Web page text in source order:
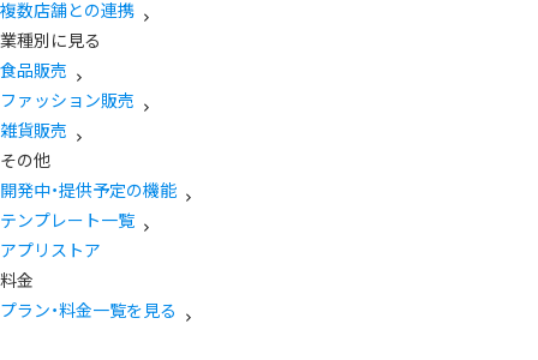
複数店舗との連携
業種別に見る
食品販売
ファッション販売
雑貨販売
その他
開発中・提供予定の機能
テンプレート一覧
アプリストア
料金
プラン・料金一覧を見る